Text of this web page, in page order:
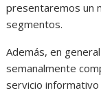
presentaremos un
segmentos.
Además, en
semanalmente
servicio